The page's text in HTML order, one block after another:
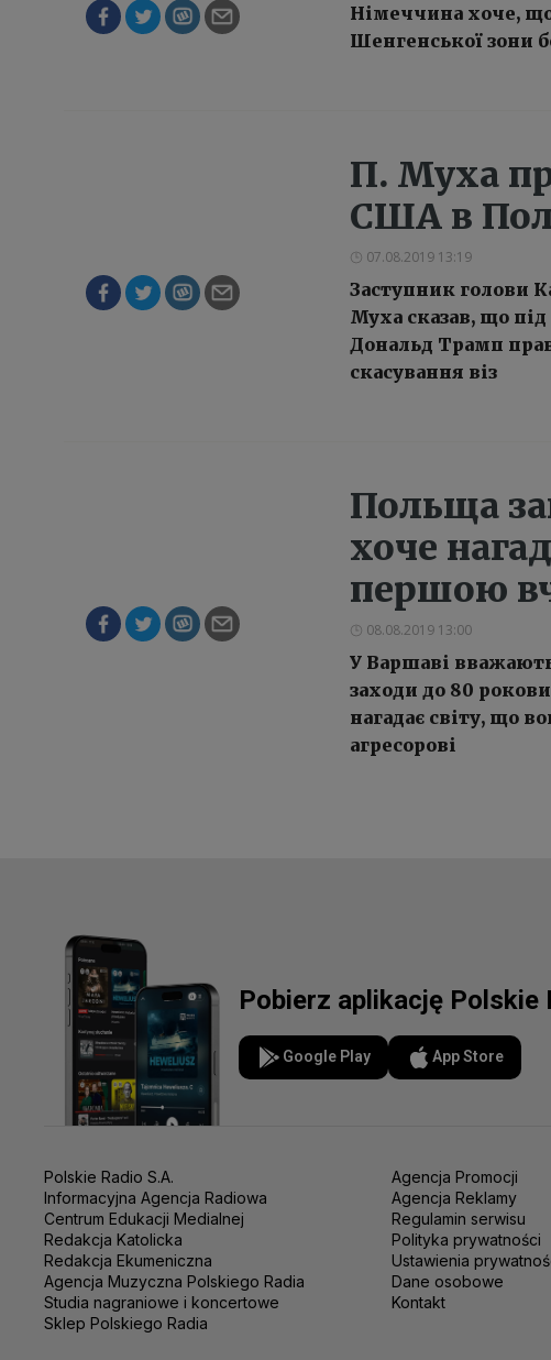
Німеччина хоче,
Шенгенської зони
П. Муха
США в
07.08.2019 13:19
Заступник голови
Муха сказав, що
Дональд Трамп
скасування віз
Польща
хоче
першою
08.08.2019 13:00
У Варшаві
заходи до 80
нагадає світу, що
агресорові
Pobierz aplikację Polskie
Google Play App Store
Polskie Radio S.A.
Informacyjna Agencja Radiowa
Centrum Edukacji Medialnej
Redakcja Katolicka
Redakcja Ekumeniczna
Agencja Muzyczna Polskiego Radia
Studia nagraniowe i koncertowe
Sklep Polskiego Radia
Agencja Promocji
Agencja Reklamy
Regulamin serwisu
Polityka prywatności
Ustawienia
Dane osobowe
Kontakt